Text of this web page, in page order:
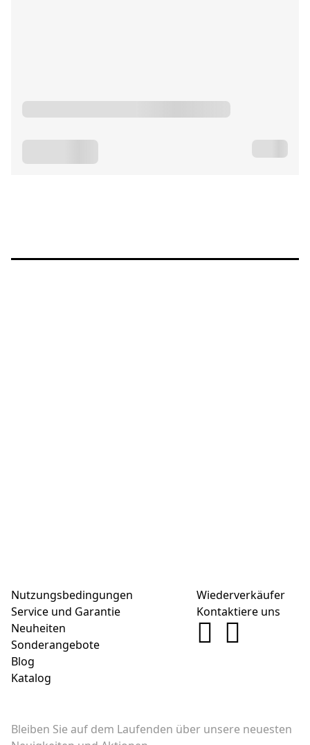
Nutzungsbedingungen
Service und Garantie
Neuheiten
Sonderangebote
Blog
Katalog
Wiederverkäufer
Kontaktiere uns
Bleiben Sie auf dem Laufenden über unsere neuesten